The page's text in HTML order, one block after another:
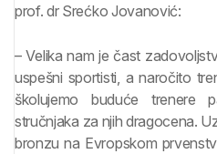
prof. dr Srećko Jovanović:
– Velika nam je čast
uspešni sportisti, a naročito
školujemo buduće
stručnjaka za njih dragocena.
bronzu na Evropskom